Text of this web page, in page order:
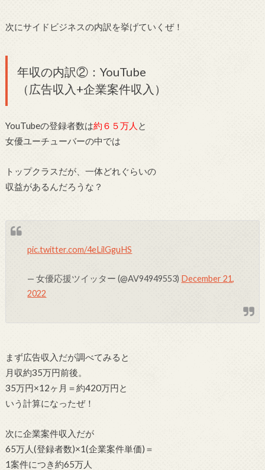
次にサイドビジネスの内訳を挙げていくぜ！
年収の内訳②：YouTube
（広告収入+企業案件収入）
YouTubeの登録者数は約６５万人 と
女優ユーチューバーの中では
トップクラスだが、一体どれぐらいの
収益があるんだろうな？
pic.twitter.com/4eLilGguHS
— 女優応援ツイッター (@AV94949553) December 21,
2022
まず広告収入だが調べてみると
月収約35万円前後。
35万円×12ヶ月＝約420万円と
いう計算になったぜ！
次に企業案件収入だが
65万人(登録者数)×1(企業案件単価)＝
1案件につき約65万人